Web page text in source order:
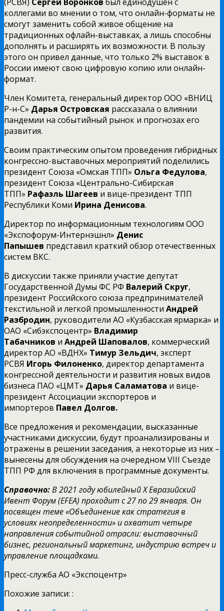
коллегами во мнении о том, что онлайн-форматы не
смогут заменить собой живое общение на
традиционных офлайн-выставках, а лишь способны
дополнять и расширять их возможности. В пользу
этого он привел данные, что только 2% выставок в
России имеют свою цифровую копию или онлайн-
формат.
Член Комитета, генеральный директор ООО «ВНИЦ
Р-н-С» Дарья Островская рассказала о влиянии
пандемии на событийный рынок и прогнозах его
развития.
Своим практическим опытом проведения гибридных
конгрессно-выставочных мероприятий поделились
президент Союза «Омская ТПП» Ольга Федулова,
президент Союза «Центрально-Сибирская
ТПП» Рафаэль Шагеев и вице-президент ТПП
Республики Коми Ирина Денисова.
Директор по информационным технологиям ООО
«Экспофорум-Интернэшнл» Денис
Папышев представил краткий обзор отечественных
систем ВКС.
В дискуссии также приняли участие депутат
Государственной Думы ФС РФ Валерий Скруг,
президент Российского союза предпринимателей
текстильной и легкой промышленности Андрей
Разбродин, руководители АО «Кузбасская ярмарка» и
ОАО «Сибэкспоцентр» Владимир
Табачников и Андрей Шаповалов, коммерческий
директор АО «ВДНХ» Тимур Зельдич, эксперт
РСВЯ Игорь Филоненко, директор департамента
конгрессной деятельности и развития новых видов
бизнеса ПАО «ЦМТ» Дарья Саламатова и вице-
президент Ассоциации экспортеров и
импортеров Павел Долгов.
Все предложения и рекомендации, высказанные
участниками дискуссии, будут проанализированы и
отражены в решении заседания, а некоторые из них –
вынесены для обсуждения на очередном VIII Съезде
ТПП РФ для включения в программные документы.
Справочно:В 2021 году юбилейныйXЕвразийский
Ивент Форум (EFEA) проходит с 27 по 29 января. Он
посвящен теме «Объединение как стратегия в
условиях неопределенности» и охватит четыре
направления событийной отрасли: выставочный
бизнес, региональный маркетинг, индустрию встреч и
управление площадками.
Пресс-служба АО «Экспоцентр»
Похожие записи: :